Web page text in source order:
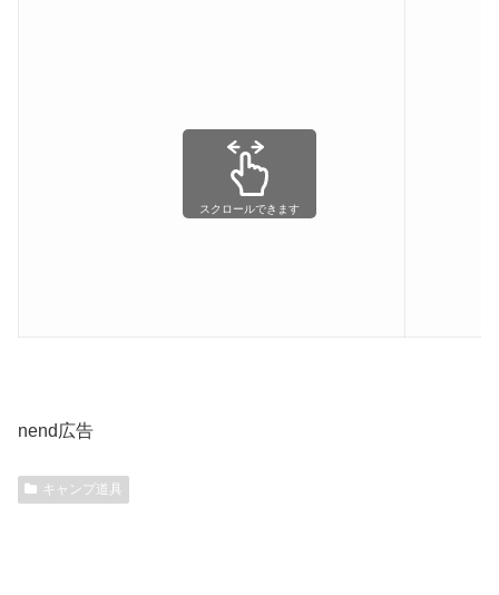
スクロールできます
nend広告
キャンプ道具